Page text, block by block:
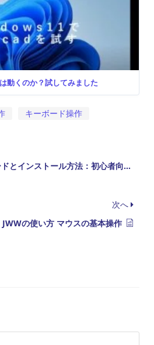
動くのか？試してみました
キーボード操作
ストール方法：初心者向けの導入手順ガイド
次へ
JWWの使い方 マウスの基本操作